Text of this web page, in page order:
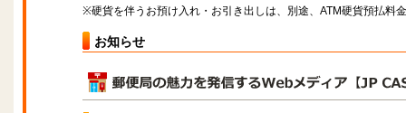
※硬貨を伴うお預け入れ・お引き出しは、別途、ATM硬貨預払料
お知らせ